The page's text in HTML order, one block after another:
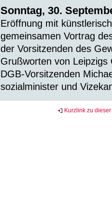
Sonntag, 30.
Eröffnung mit
gemeinsamen Vortrag
der Vorsitzenden des
Grußworten von
DGB-Vorsitzenden
sozialminister und
Kurzlink zu